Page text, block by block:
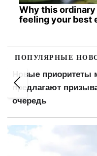
Why this
feeling your best
ПОПУЛЯРНЫЕ
Новые приоритеты
предлагают
очередь